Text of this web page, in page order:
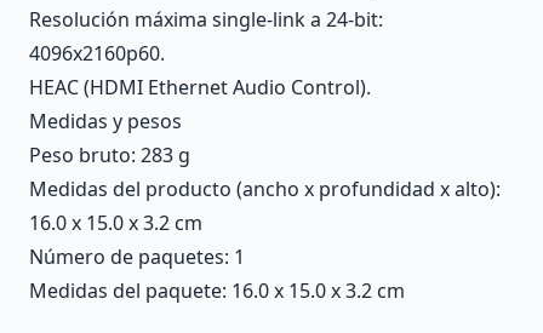
Resolución máxima single-link a 24-bit:
4096x2160p60.
HEAC (HDMI Ethernet Audio Control).
Medidas y pesos
Peso bruto: 283 g
Medidas del producto (ancho x profundidad x alto):
16.0 x 15.0 x 3.2 cm
Número de paquetes: 1
Medidas del paquete: 16.0 x 15.0 x 3.2 cm